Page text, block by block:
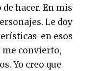
hacer. En mis
Le doy
en esos
me convierto,
Yo creo que